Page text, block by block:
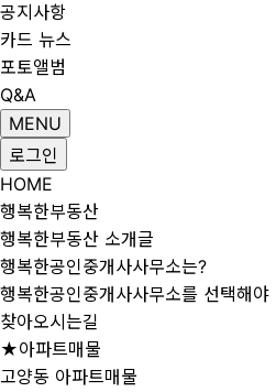
공지사항
카드 뉴스
포토앨범
Q&A
MENU
로그인
HOME
행복한부동산
행복한부동산 소개글
행복한공인중개사사무소는?
행복한공인중개사사무소를 선택해
찾아오시는길
★아파트매물
고양동 아파트매물